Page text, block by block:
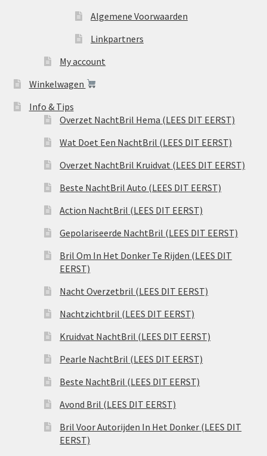
Algemene Voorwaarden
Linkpartners
My account
Winkelwagen
Info & Tips
Overzet NachtBril Hema (LEES DIT EERST)
Wat Doet Een NachtBril (LEES DIT EERST)
Overzet NachtBril Kruidvat (LEES DIT EERST)
Beste NachtBril Auto (LEES DIT EERST)
Action NachtBril (LEES DIT EERST)
Gepolariseerde NachtBril (LEES DIT EERST)
Bril Om In Het Donker Te Rijden (LEES DIT
EERST)
Nacht Overzetbril (LEES DIT EERST)
Nachtzichtbril (LEES DIT EERST)
Kruidvat NachtBril (LEES DIT EERST)
Pearle NachtBril (LEES DIT EERST)
Beste NachtBril (LEES DIT EERST)
Avond Bril (LEES DIT EERST)
Bril Voor Autorijden In Het Donker (LEES DIT
EERST)